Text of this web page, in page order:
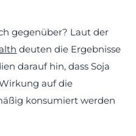
gegenüber? Laut der
deuten die Ergebnisse
darauf hin, dass Soja
auf die
konsumiert werden